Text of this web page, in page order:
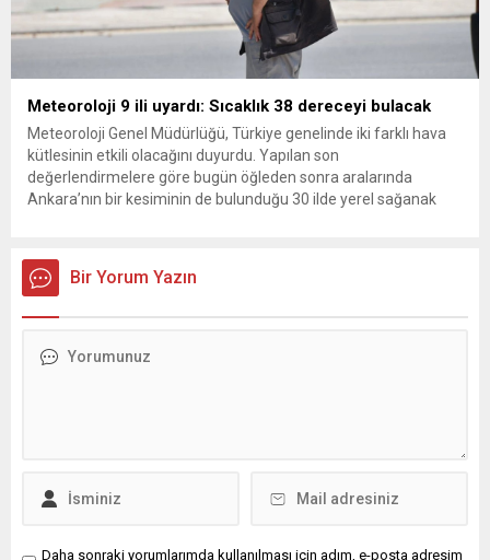
Meteoroloji 9 ili uyardı: Sıcaklık 38 dereceyi bulacak
Meteoroloji Genel Müdürlüğü, Türkiye genelinde iki farklı hava
kütlesinin etkili olacağını duyurdu. Yapılan son
değerlendirmelere göre bugün öğleden sonra aralarında
Ankara’nın bir kesiminin de bulunduğu 30 ilde yerel sağanak
üzerine çıkarak yaz değerlerine ulaşacak. Ayrıca...
Bir Yorum Yazın
Daha sonraki yorumlarımda kullanılması için adım, e-posta adresim